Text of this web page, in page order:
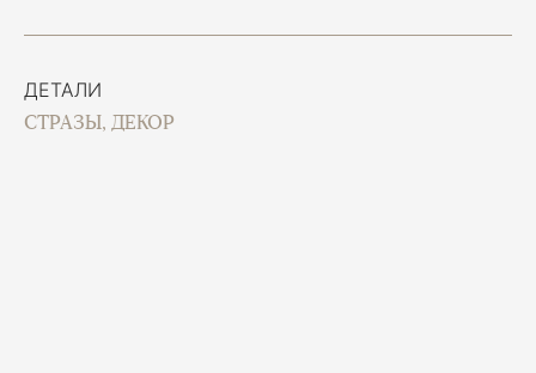
ДЕТАЛИ
СТРАЗЫ, ДЕКОР